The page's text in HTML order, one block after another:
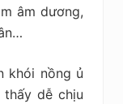
âm dương,
khói nồng ủ
thấy dễ chịu